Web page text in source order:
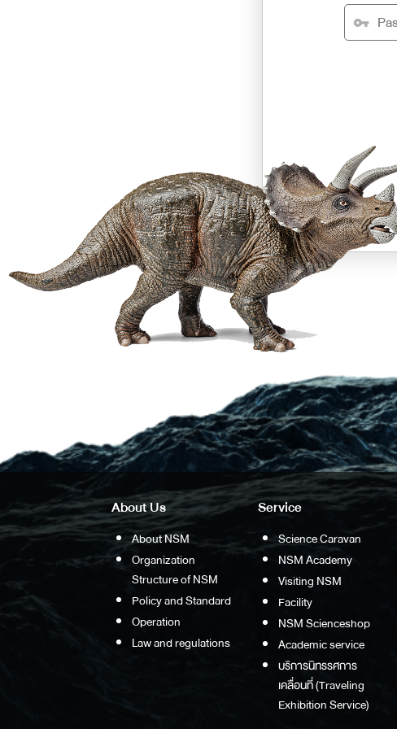
About Us
About NSM
Organization
Structure of NSM
Policy and Standard
Operation
Law and regulations
Service
Science Caravan
NSM Academy
Visiting NSM
Facility
NSM Scienceshop
Academic service
บริการนิทรรศการ
เคลื่อนที่ (Traveling
Exhibition Service)